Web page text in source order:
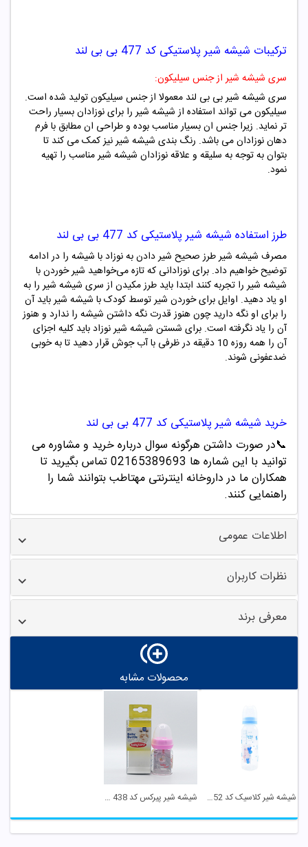
ترکیبات شیشه شیر پلاستیکی کد 477 بی بی لند
سری شیشه شیر از جنس سیلیکون:
سری شیشه شیر بی بی لند معمولا از جنس سیلیکون تولید شده است.
سیلیکون می تواند استفاده از شیشه شیر را برای نوزادان بسیار راحت
تر نماید. زیرا جنس ان بسیار مناسب بوده و طراحی ان مطابق با فرم
دهان نوزادان می باشد. رنگ بندی شیشه شیر نیز کمک می کند تا
بتوان به توجه به سلیقه و علاقه نوزادان شیشه شیر مناسب را تهیه
نمود.
طرز استفاده شیشه شیر پلاستیکی کد 477 بی بی لند
مصرف شیشه شیر طرز صحیح شیر دادن به نوزاد با شیشه را در ادامه
توضیح خواهیم داد. برای نوزادانی که تازه می‌خواهید شیر خوردن با
شیشه شیر را تجربه کنند ابتدا باید طرز مکیدن از سری شیشه شیر را به
او یاد دهید. اوایل برای خوردن شیر توسط کودک با شیشه شیر باید آن
را برای او نگه دارید چون هنوز قدرت نگه داشتن شیشه را ندارد و هنوز
آن را یاد نگرفته است. برای شستن شیشه شیر نوزاد باید کلیه اجزای
آن را همه روزه 10 دقیقه در ظرفی با آب جوش قرار دهید تا به خوبی
ضدعفونی شوند.
خرید شیشه شیر پلاستیکی کد 477 بی بی لند
📞در صورت داشتن هرگونه سوال درباره خرید و مشاوره می
توانید با این شماره ها 02165389693
تماس بگیرید تا
همکاران ما در داروخانه اینترنتی مهتاطب بتوانند شما را
راهنمایی کنند.
اطلاعات عمومی
نظرات کاربران
معرفی برند
محصولات مشابه
شیشه شیر کلاسیک کد 852 وی بیبی شیشه شیر پیرکس کد 438 بی بی لند